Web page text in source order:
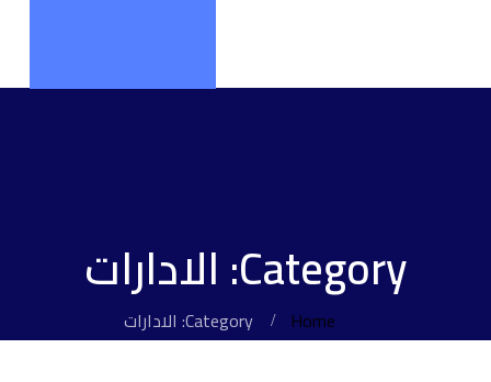
Category: الادارات
Home Category: الادارات